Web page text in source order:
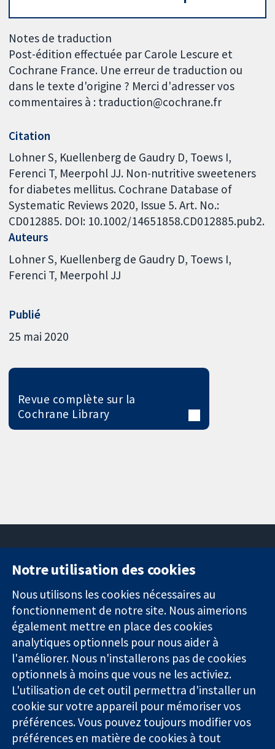
Notes de traduction
Post-édition effectuée par Carole Lescure et
Cochrane France. Une erreur de traduction ou
dans le texte d'origine ? Merci d'adresser vos
commentaires à : traduction@cochrane.fr
Citation
Lohner S, Kuellenberg de Gaudry D, Toews I,
Ferenci T, Meerpohl JJ. Non-nutritive sweeteners
for diabetes mellitus. Cochrane Database of
Systematic Reviews 2020, Issue 5. Art. No.:
CD012885. DOI: 10.1002/14651858.CD012885.pub2.
Auteurs
Lohner S Kuellenberg de Gaudry D Toews I
Ferenci T Meerpohl JJ
Publié
25 mai 2020
Revue complète sur la
Cochrane Library
Des données
probantes.
Des décisions
éclairées.
Une meilleure
santé.
11-13 Cavendish
Square
Londres
W1G0AN
Royaume-Uni
nous
Actualités
Service de
presse
Qui sommes-
nous
Offres
d'emploi
Library
Notre utilisation des cookies
Nous utilisons les cookies nécessaires au
fonctionnement de notre site. Nous aimerions
également mettre en place des cookies
analytiques optionnels pour nous aider à
l'améliorer. Nous n'installerons pas de cookies
optionnels à moins que vous ne les activiez.
L'utilisation de cet outil permettra d'installer un
cookie sur votre appareil pour mémoriser vos
préférences. Vous pouvez toujours modifier vos
préférences en matière de cookies à tout